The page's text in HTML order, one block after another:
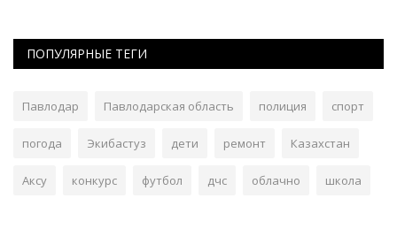
ПОПУЛЯРНЫЕ ТЕГИ
Павлодар Павлодарская область полиция спорт
погода Экибастуз дети ремонт Казахстан
Аксу конкурс футбол дчс облачно школа